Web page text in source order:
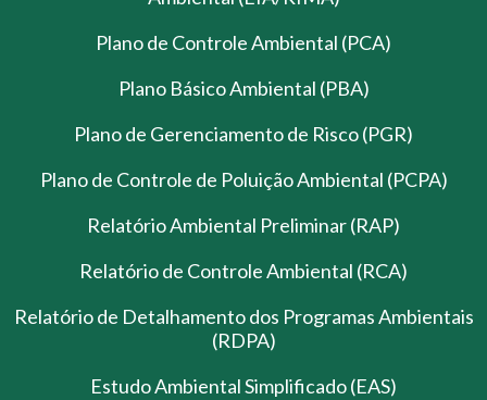
Plano de Controle Ambiental (PCA)
Plano Básico Ambiental (PBA)
Plano de Gerenciamento de Risco (PGR)
Plano de Controle de Poluição Ambiental (PCPA)
Relatório Ambiental Preliminar (RAP)
Relatório de Controle Ambiental (RCA)
Relatório de Detalhamento dos Programas Ambientais
(RDPA)
Estudo Ambiental Simplificado (EAS)